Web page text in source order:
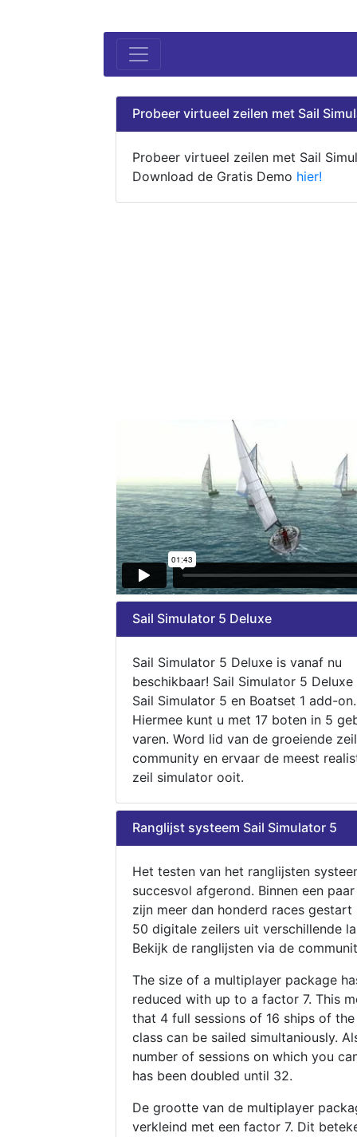
Probeer virtueel zeilen met Sail
Probeer virtueel zeilen met Sail
Download de Gratis Demo hier!
Sail Simulator 5 Deluxe
Sail Simulator 5 Deluxe is vanaf nu
beschikbaar! Sail Simulator 5
Sail Simulator 5 en Boatset 1 add-on.
Hiermee kunt u met 17 boten in 5
varen. Word lid van de groeiende zeil
community en ervaar de meest
zeil simulator ooit.
Ranglijst systeem Sail Simulator 5
Het testen van het ranglijsten
succesvol afgerond. Binnen een
zijn meer dan honderd races gestart
50 digitale zeilers uit verschillende
Bekijk de ranglijsten via de
The size of a multiplayer package
reduced with up to a factor 7. This
that 4 full sessions of 16 ships of
class can be sailed simultaniously.
number of sessions on which you
has been doubled until 32.
De grootte van de multiplayer
verkleind met een factor 7. Dit